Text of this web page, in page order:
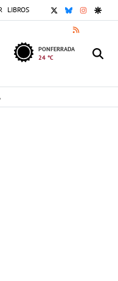
LIBROS X BLUESKY
RSS
PONFERRADA
24 °C